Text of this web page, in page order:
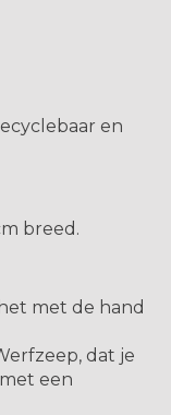
en
breed.
met de hand
dat je
een